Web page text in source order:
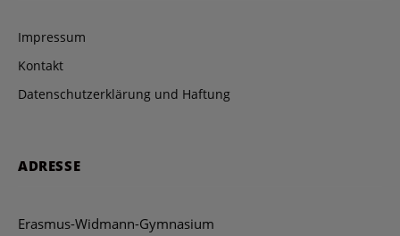
Impressum
Kontakt
Datenschutzerklärung und Haftung
ADRESSE
Erasmus-Widmann-Gymnasium